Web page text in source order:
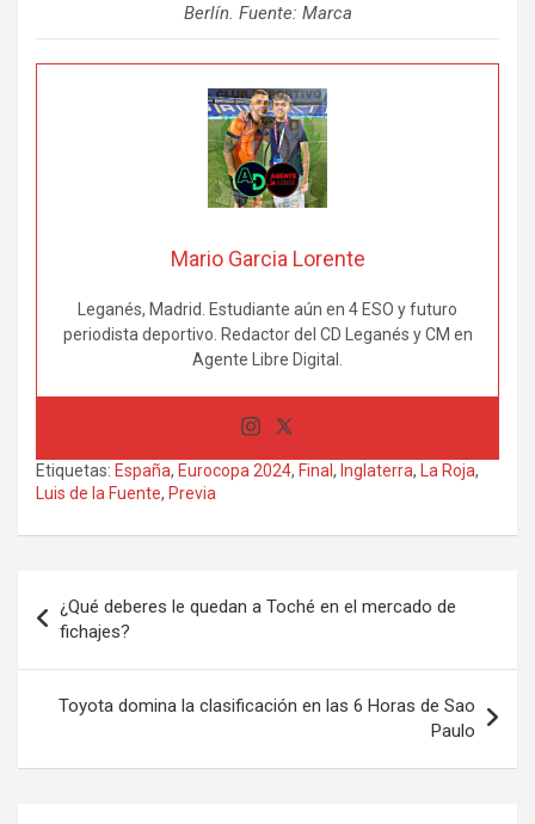
Berlín. Fuente: Marca
Mario Garcia Lorente
Leganés, Madrid. Estudiante aún en 4 ESO y futuro
periodista deportivo. Redactor del CD Leganés y CM en
Agente Libre Digital.
Etiquetas: España, Eurocopa 2024, Final , Inglaterra, La Roja,
Luis de la Fuente, Previa
de
entradas
¿Qué deberes le quedan a Toché en el mercado de
fichajes?
Toyota domina la clasificación en las 6 Horas de Sao
Paulo